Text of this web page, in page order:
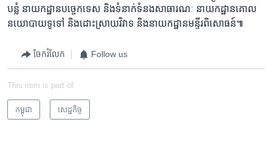
បន្លំ នាយក​ដ្ឋាន​បច្ចេកទេស​ ​និង​ទំនាក់​ទំនង​សាធារណៈ ​នាយកដ្ឋាន​គោល​
នយោបាយ​ទូទៅ​ និង​ដោះ​ស្រាយ​វិវាទ ​និង​នាយកដ្ឋាន​មន្ទីរ​ពិសោធន៍៕
ចែករំលែក Follow us
This item is part of
កម្ពុជា សេដ្ឋកិច្ច